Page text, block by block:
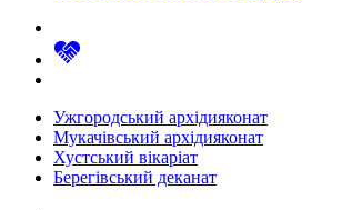
Ужгородський архідияконат
Мукачівський архідияконат
Хустський вікаріат
Берегівський деканат